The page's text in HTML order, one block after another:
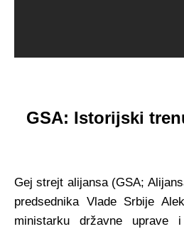
GSA: Istorijski
Gej strejt alijansa (GSA;
predsednika Vlade Srbije
ministarku državne uprave